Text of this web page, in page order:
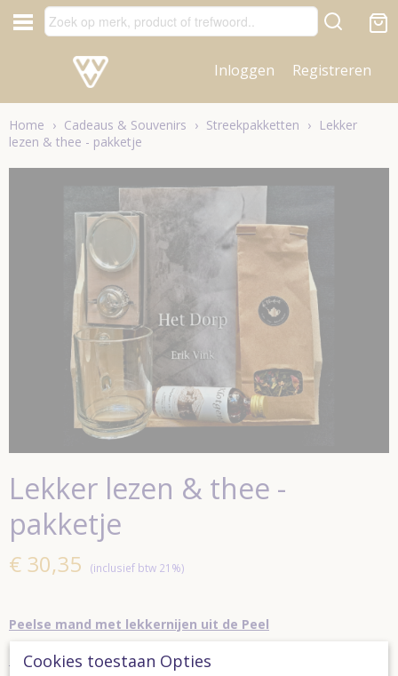
Inloggen Registreren
Home › Cadeaus & Souvenirs › Streekpakketten › Lekker
lezen & thee - pakketje
Lekker lezen & thee -
pakketje
€ 30,35 (inclusief btw 21%)
Peelse mand met lekkernijen uit de Peel
Inhoud
Cookies toestaan Opties